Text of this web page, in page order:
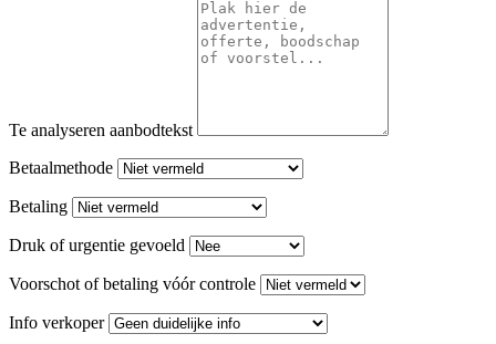
Te analyseren aanbodtekst
Betaalmethode
Betaling
Druk of urgentie gevoeld
Voorschot of betaling vóór controle
Info verkoper